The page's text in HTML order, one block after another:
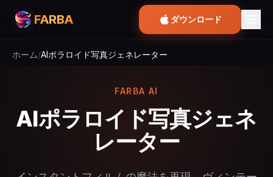
FARBA ダウンロード
ホーム/AIポラロイド写真ジェネレーター
FARBA AI
AIポラロイド写真ジェネ
レーター